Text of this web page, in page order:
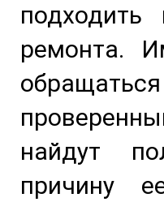
ремонта.
найдут
причину